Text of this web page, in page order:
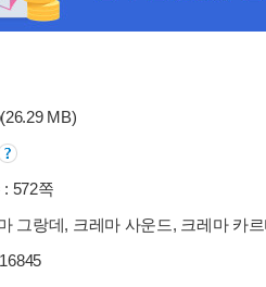
MB)
572쪽
그랑데, 크레마 사운드, 크레마 카